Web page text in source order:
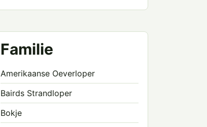
Familie
Amerikaanse Oeverloper
Bairds Strandloper
Bokje